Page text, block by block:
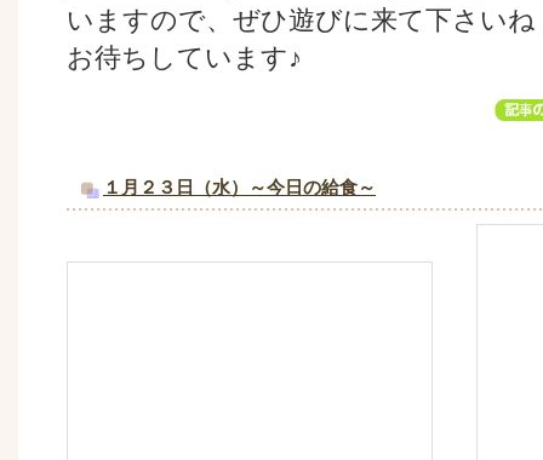
いますので、ぜひ遊びに来て下さいね
お待ちしています♪
１月２３日（水）～今日の給食～